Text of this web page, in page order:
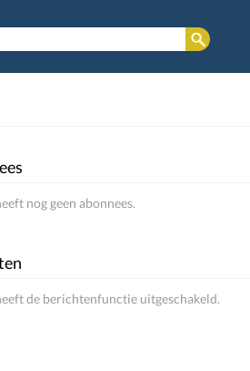
nog geen abonnees.
de berichtenfunctie uitgeschakeld.